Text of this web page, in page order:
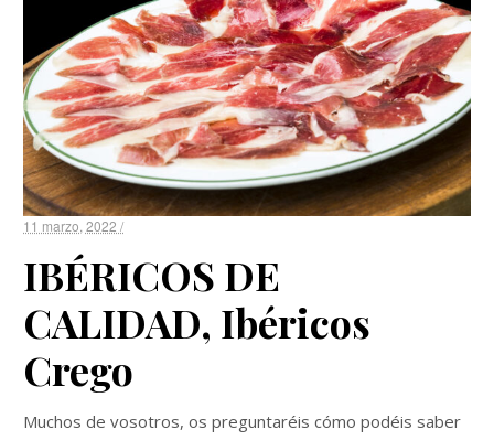
11 marzo, 2022 /
IBÉRICOS DE
CALIDAD, Ibéricos
Crego
Muchos de vosotros, os preguntaréis cómo podéis saber